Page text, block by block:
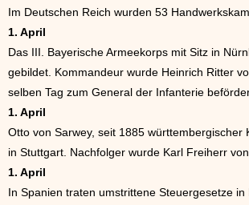
Im Deutschen Reich wurden 53
1. April
Das III. Bayerische Armeekorps mit Sitz in
gebildet. Kommandeur wurde Heinrich Ritter
selben Tag zum General der Infanterie
1. April
Otto von Sarwey, seit 1885 württembergischer
in Stuttgart. Nachfolger wurde Karl Freiherr
1. April
In Spanien traten umstrittene Steuergesetze in